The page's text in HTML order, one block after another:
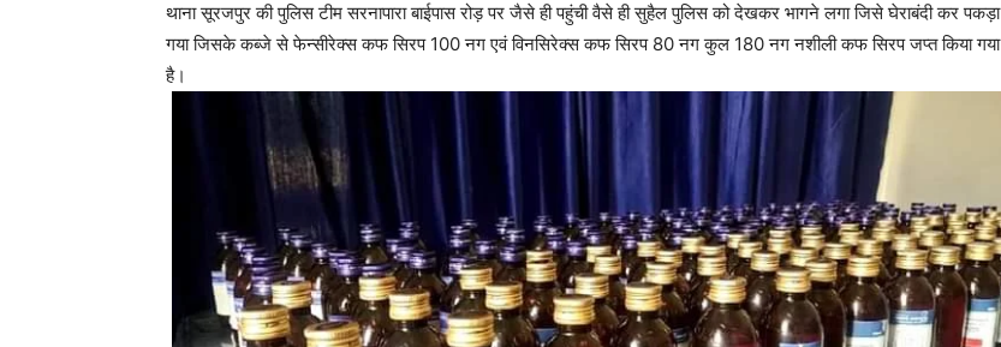
थाना सूरजपुर की पुलिस टीम सरनापारा बाईपास रोड़ पर जैसे ही पहुंची वैसे ही सुहैल पुलिस को देखकर भागने लगा जिसे घेराबंदी कर पकड़ा
गया जिसके कब्जे से फेन्सीरेक्स कफ सिरप 100 नग एवं विनसिरेक्स कफ सिरप 80 नग कुल 180 नग नशीली कफ सिरप जप्त किया गया
है।